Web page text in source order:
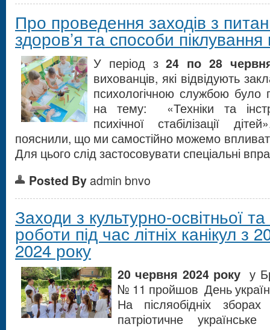
Про проведення заходів з
здоров’я та способи
У період з24 по 28
вихованців, які відвідують
психологічною службою було
на тему: «Техніки та
психічної стабілізації
пояснили, що ми самостійно можемо
Для цього слід застосовувати спеціальні
Posted By admin bnvo
Заходи з культурно-освітньої
роботи під час літніх канікул з
2024 року
20 червня 2024 року у
№ 11 пройшов День
На післяобідніх
патріотичне